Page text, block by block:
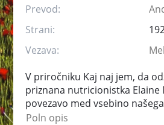
Prevod:
Strani:
Vezava:
V priročniku Kaj naj jem, da
priznana nutricionistka
povezavo med vsebino
Poln opis